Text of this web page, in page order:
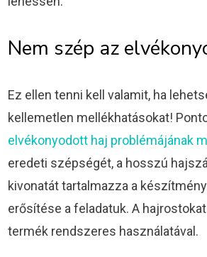
Nem szép az
Ez ellen tenni kell valamit, ha
kellemetlen mellékhatásokat!
elvékonyodott haj problémájának
eredeti szépségét, a hosszú
kivonatát tartalmazza a
erősítése a feladatuk. A
termék rendszeres használatával.